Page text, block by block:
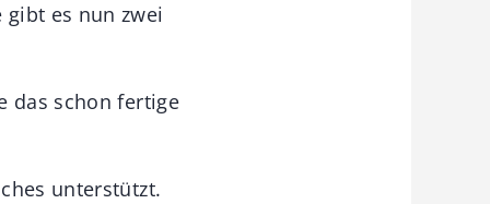
es nun zwei
das schon fertige
unterstützt.